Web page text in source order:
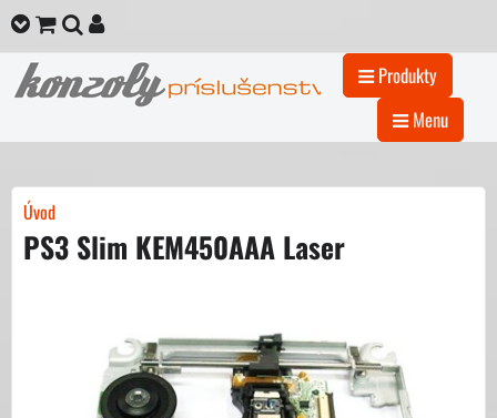
Produkty
Menu
Úvod
PS3 Slim KEM450AAA Laser